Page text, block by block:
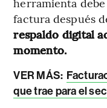
factura después
respaldo digital
momento.
VER MÁS:
que trae para el